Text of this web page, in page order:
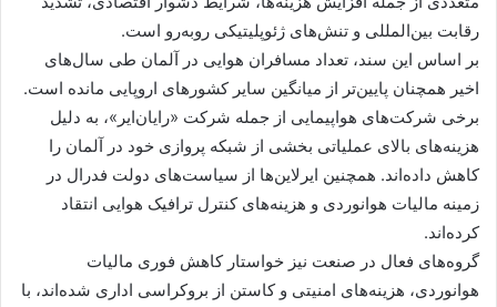
رقابت بین‌المللی و تنش‌های ژئوپلیتیکی روبه‌رو است.
بر اساس این سند، تعداد مسافران هوایی در آلمان طی سال‌های
اخیر همچنان پایین‌تر از میانگین سایر کشورهای اروپایی مانده است.
برخی شرکت‌های هواپیمایی از جمله شرکت «رایان‌ایر»، به دلیل
هزینه‌های بالای عملیاتی بخشی از شبکه پروازی خود در آلمان را
کاهش داده‌اند. همچنین ایرلاین‌ها از سیاست‌های دولت فدرال در
زمینه مالیات هوانوردی و هزینه‌های کنترل ترافیک هوایی انتقاد
کرده‌اند.
گروه‌های فعال در صنعت نیز خواستار کاهش فوری مالیات
هوانوردی، هزینه‌های امنیتی و کاستن از بروکراسی اداری شده‌اند، با